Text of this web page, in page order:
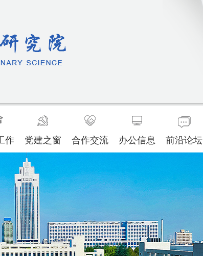
作 党建之窗 合作交流 办公信息 前沿论坛